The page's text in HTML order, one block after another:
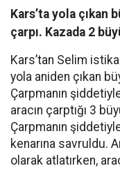
Kars’ta yola çıkan
çarpı. Kazada 2
Kars’tan Selim
yola aniden çıkan
Çarpmanın
aracın çarptığı 3
Çarpmanın
kenarına savruldu.
olarak atlatırken,